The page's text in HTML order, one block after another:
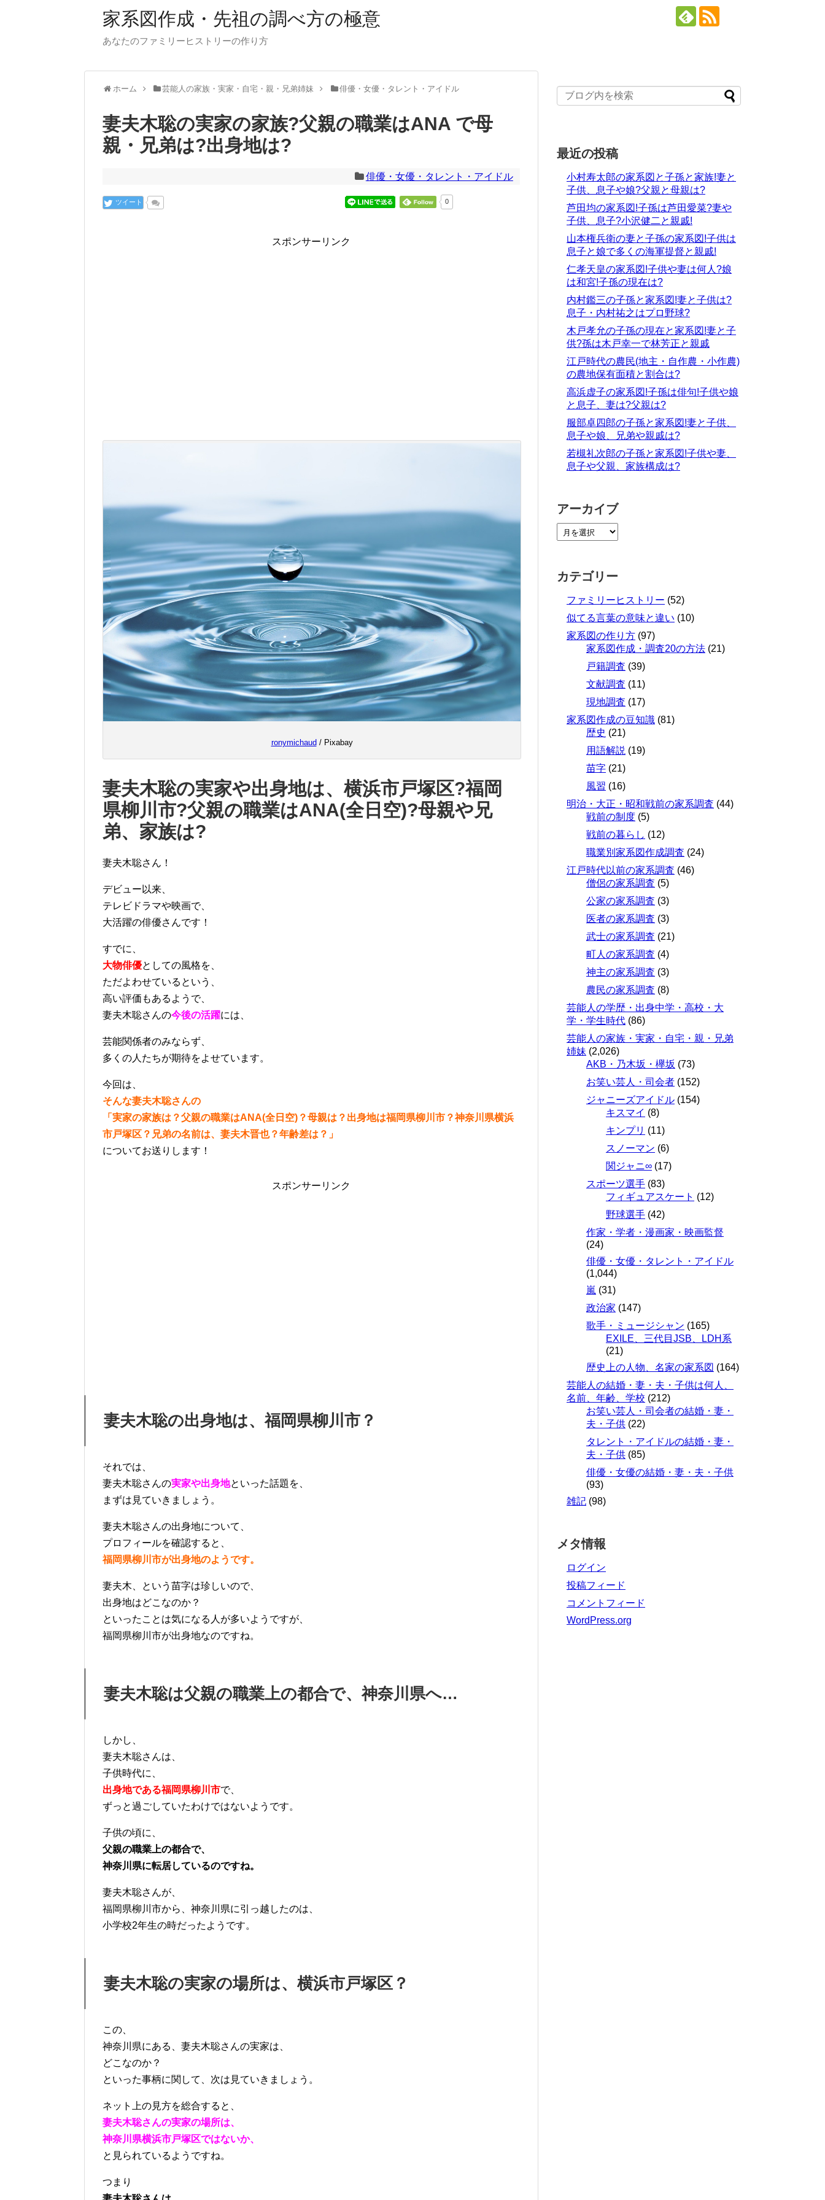
家系図作成・先祖の調べ方の極意
あなたのファミリーヒストリーの作り方
ホーム 芸能人の家族・実家・自宅・親・兄弟姉妹 俳優・女優・タレント・アイドル
妻夫木聡の実家の家族?父親の職業はANA で母
親・兄弟は?出身地は?
俳優・女優・タレント・アイドル
ツイート 0
スポンサーリンク
ronymichaud / Pixabay
妻夫木聡の実家や出身地は、横浜市戸塚区?福岡
県柳川市?父親の職業はANA(全日空)?母親や兄
弟、家族は?
妻夫木聡さん！
デビュー以来、
テレビドラマや映画で、
大活躍の俳優さんです！
すでに、
大物俳優としての風格を、
ただよわせているという、
高い評価もあるようで、
妻夫木聡さんの今後の活躍には、
芸能関係者のみならず、
多くの人たちが期待をよせています。
今回は、
そんな妻夫木聡さんの
「実家の家族は？父親の職業はANA(全日空)？母親は？出身地は福岡県柳川市？神奈川県横浜
市戸塚区？兄弟の名前は、妻夫木晋也？年齢差は？」
についてお送りします！
スポンサーリンク
妻夫木聡の出身地は、福岡県柳川市？
それでは、
妻夫木聡さんの実家や出身地といった話題を、
まずは見ていきましょう。
妻夫木聡さんの出身地について、
プロフィールを確認すると、
福岡県柳川市が出身地のようです。
妻夫木、という苗字は珍しいので、
出身地はどこなのか？
といったことは気になる人が多いようですが、
福岡県柳川市が出身地なのですね。
妻夫木聡は父親の職業上の都合で、神奈川県へ…
しかし、
妻夫木聡さんは、
子供時代に、
出身地である福岡県柳川市で、
ずっと過ごしていたわけではないようです。
子供の頃に、
父親の職業上の都合で、
神奈川県に転居しているのですね。
妻夫木聡さんが、
福岡県柳川市から、神奈川県に引っ越したのは、
小学校2年生の時だったようです。
妻夫木聡の実家の場所は、横浜市戸塚区？
この、
神奈川県にある、妻夫木聡さんの実家は、
どこなのか？
といった事柄に関して、次は見ていきましょう。
ネット上の見方を総合すると、
妻夫木聡さんの実家の場所は、
神奈川県横浜市戸塚区ではないか、
と見られているようですね。
つまり
最近の投稿
小村寿太郎の家系図と子孫と家族!妻と
子供、息子や娘?父親と母親は?
芦田均の家系図!子孫は芦田愛菜?妻や
子供、息子?小沢健二と親戚!
山本権兵衛の妻と子孫の家系図!子供は
息子と娘で多くの海軍提督と親戚!
仁孝天皇の家系図!子供や妻は何人?娘
は和宮!子孫の現在は?
内村鑑三の子孫と家系図!妻と子供は?
息子・内村祐之はプロ野球?
木戸孝允の子孫の現在と家系図!妻と子
供?孫は木戸幸一で林芳正と親戚
江戸時代の農民(地主・自作農・小作農)
の農地保有面積と割合は?
高浜虚子の家系図!子孫は俳句!子供や娘
と息子、妻は?父親は?
服部卓四郎の子孫と家系図!妻と子供、
息子や娘、兄弟や親戚は?
若槻礼次郎の子孫と家系図!子供や妻、
息子や父親、家族構成は?
アーカイブ
カテゴリー
ファミリーヒストリー (52)
似てる言葉の意味と違い (10)
家系図の作り方 (97)
家系図作成・調査20の方法 (21)
戸籍調査 (39)
文献調査 (11)
現地調査 (17)
家系図作成の豆知識 (81)
歴史 (21)
用語解説 (19)
苗字 (21)
風習 (16)
明治・大正・昭和戦前の家系調査 (44)
戦前の制度 (5)
戦前の暮らし (12)
職業別家系図作成調査 (24)
江戸時代以前の家系調査 (46)
僧侶の家系調査 (5)
公家の家系調査 (3)
医者の家系調査 (3)
武士の家系調査 (21)
町人の家系調査 (4)
神主の家系調査 (3)
農民の家系調査 (8)
芸能人の学歴・出身中学・高校・大
学・学生時代 (86)
芸能人の家族・実家・自宅・親・兄弟
姉妹 (2,026)
AKB・乃木坂・欅坂 (73)
お笑い芸人・司会者 (152)
ジャニーズアイドル (154)
キスマイ (8)
キンプリ (11)
スノーマン (6)
関ジャニ∞ (17)
スポーツ選手 (83)
フィギュアスケート (12)
野球選手 (42)
作家・学者・漫画家・映画監督
(24)
俳優・女優・タレント・アイドル
(1,044)
嵐 (31)
政治家 (147)
歌手・ミュージシャン (165)
EXILE、三代目JSB、LDH系
(21)
歴史上の人物、名家の家系図 (164)
芸能人の結婚・妻・夫・子供は何人、
名前、年齢、学校 (212)
お笑い芸人・司会者の結婚・妻・
夫・子供 (22)
タレント・アイドルの結婚・妻・
夫・子供 (85)
俳優・女優の結婚・妻・夫・子供
(93)
雑記 (98)
メタ情報
ログイン
投稿フィード
コメントフィード
WordPress.org